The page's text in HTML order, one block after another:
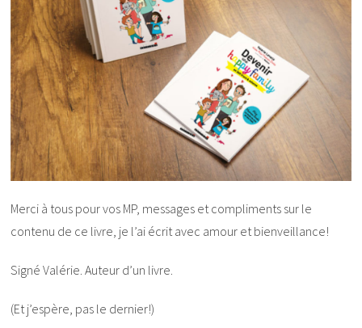
Merci à tous pour vos MP, messages et compliments sur le
contenu de ce livre, je l’ai écrit avec amour et bienveillance!
Signé Valérie. Auteur d’un livre.
(Et j’espère, pas le dernier!)